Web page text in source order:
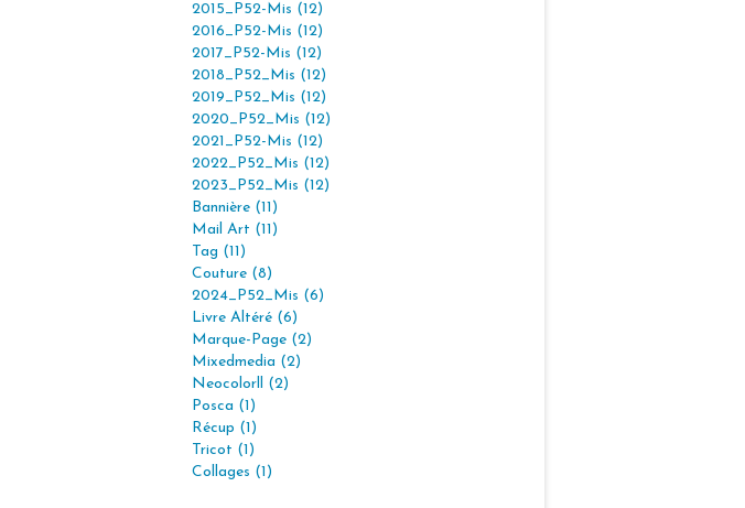
2015_P52-Mis (12)
2016_P52-Mis (12)
2017_P52-Mis (12)
2018_P52_Mis (12)
2019_P52_Mis (12)
2020_P52_Mis (12)
2021_P52-Mis (12)
2022_P52_Mis (12)
2023_P52_Mis (12)
Bannière (11)
Mail Art (11)
Tag (11)
Couture (8)
2024_P52_Mis (6)
Livre Altéré (6)
Marque-Page (2)
Mixedmedia (2)
Neocolorll (2)
Posca (1)
Récup (1)
Tricot (1)
Collages (1)